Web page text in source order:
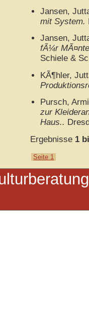
Jansen,
mit System.
Jansen,
fÃ¼r
Schiele &
KÃ¶hler,
Pursch,
zur
Haus..
Ergebnisse 1
Seite 1